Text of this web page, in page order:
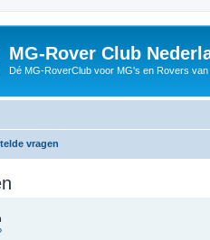
MG-Rover Club
Dé MG-RoverClub voor MG's en Rovers
vragen